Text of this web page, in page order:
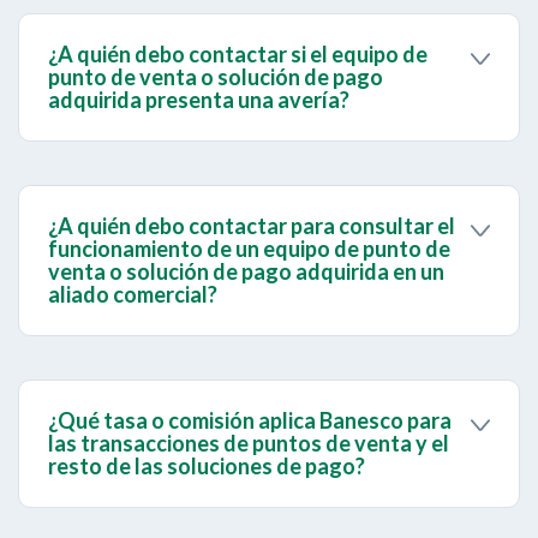
servicio de procesamiento y administración de sus
transacciones a través de nuestra plataforma y son
los aliados comerciales autorizados quienes
comercializan los equipos y las soluciones que
deben ser consultados directamente con los
aliados comerciales autorizados.
¿A quién debo contactar si el equipo de
punto de venta o solución de pago
adquirida presenta una avería?
disponen de un servicio postventa para la atención
y la reparación de tu solución.
¿A quién debo contactar para consultar el
funcionamiento de un equipo de punto de
venta o solución de pago adquirida en un
aliado comercial?
brindarán toda la información necesaria.
¿Qué tasa o comisión aplica Banesco para
las transacciones de puntos de venta y el
resto de las soluciones de pago?